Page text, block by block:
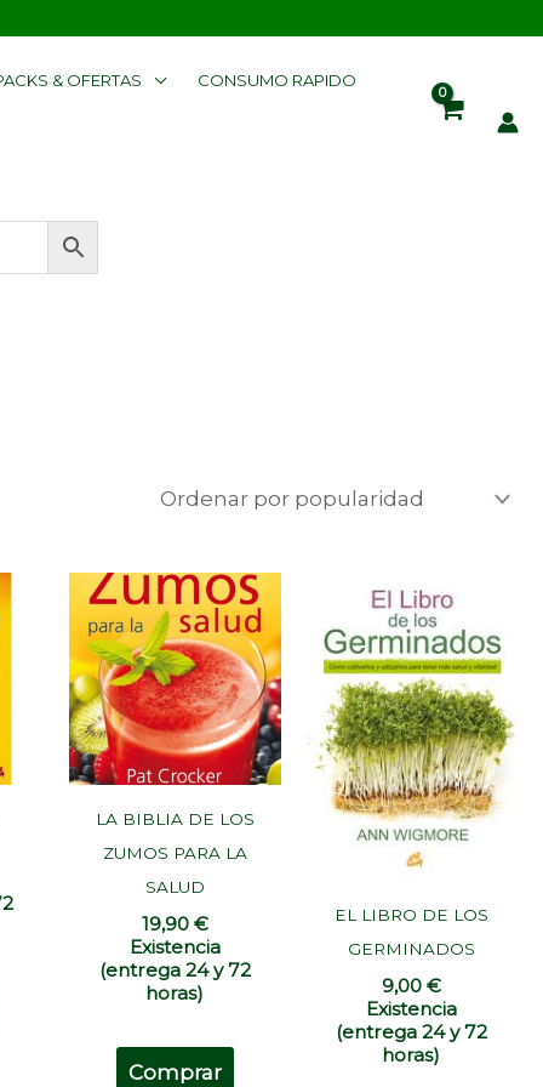
& OFERTAS CONSUMO RAPIDO
LA BIBLIA DE LOS
ZUMOS PARA LA
SALUD
19,90 €
Existencia
(entrega 24 y 72
horas)
Comprar
EL LIBRO DE LOS
GERMINADOS
9,00 €
Existencia
(entrega 24 y 72
horas)